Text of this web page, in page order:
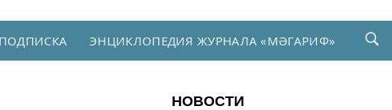
ЭНЦИКЛОПЕДИЯ ЖУРНАЛА «МӘГАРИФ»
НОВОСТИ